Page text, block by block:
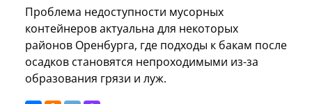
Проблема недоступности мусорных
контейнеров актуальна для некоторых
районов Оренбурга, где подходы к бакам после
осадков становятся непроходимыми из-за
образования грязи и луж.